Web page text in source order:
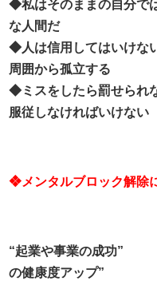
◆私はそのままの自
な人間だ
◆人は信用し
周囲から孤立する
◆ミスをしたら罰せら
服従しなければいけない
❖メンタルブロック解除
“起業や事業の成功
の健康度アップ”